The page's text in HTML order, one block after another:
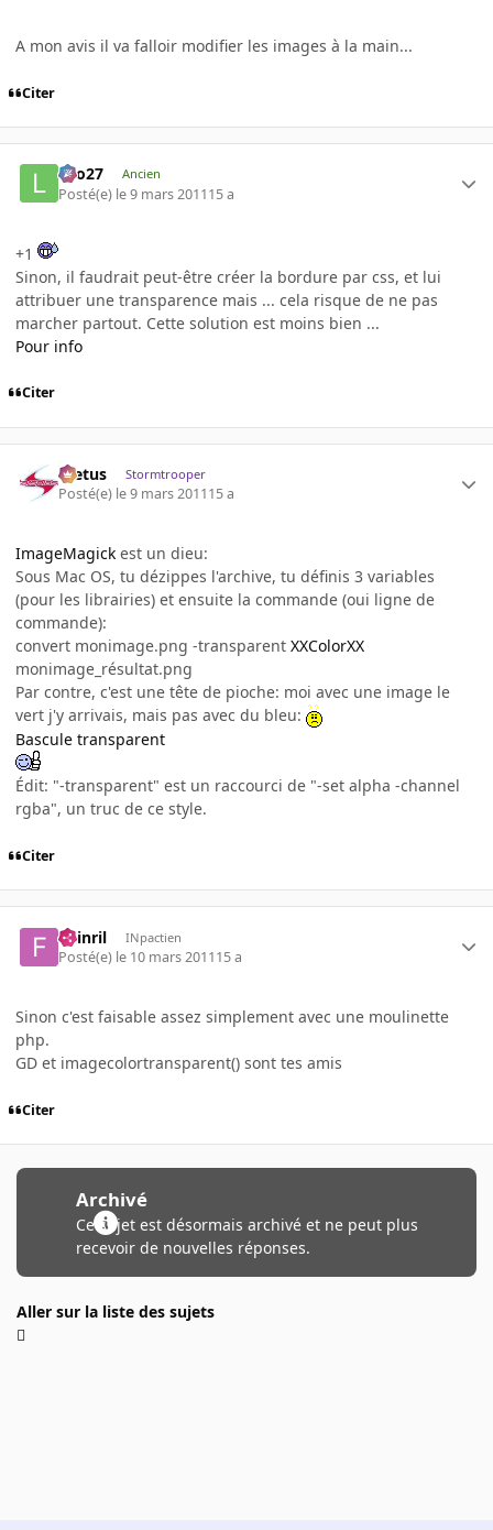
A mon avis il va falloir modifier les images à la main...
Citer
Lilo27 Ancien
Posté(e) le 9 mars 201115 a
+1
Sinon, il faudrait peut-être créer la bordure par css, et lui
attribuer une transparence mais ... cela risque de ne pas
marcher partout. Cette solution est moins bien ...
Pour info
Citer
foetus Stormtrooper
Posté(e) le 9 mars 201115 a
ImageMagick est un dieu:
Sous Mac OS, tu dézippes l'archive, tu définis 3 variables
(pour les librairies) et ensuite la commande (oui ligne de
commande):
convert monimage.png -transparent XXColorXX
monimage_résultat.png
Par contre, c'est une tête de pioche: moi avec une image le
vert j'y arrivais, mais pas avec du bleu:
Bascule transparent
Édit: "-transparent" est un raccourci de "-set alpha -channel
rgba", un truc de ce style.
Citer
Fuinril INpactien
Posté(e) le 10 mars 201115 a
Sinon c'est faisable assez simplement avec une moulinette
php.
GD et imagecolortransparent() sont tes amis
Citer
Archivé
Ce sujet est désormais archivé et ne peut plus
recevoir de nouvelles réponses.
Aller sur la liste des sujets